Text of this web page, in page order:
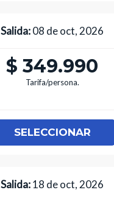
Salida:08 de oct, 2026
$ 349.990
Tarifa/persona.
SELECCIONAR
Salida:18 de oct, 2026